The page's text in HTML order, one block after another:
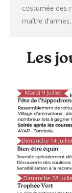
costumée des
maître